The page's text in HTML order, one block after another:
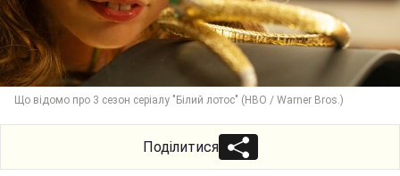
Що відомо про 3 сезон серіалу "Білий лотос" (HBO / Warner Bros.)
Поділитися